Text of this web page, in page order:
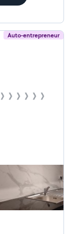
Auto-entrepreneur
》》》》》
n'importe
vos